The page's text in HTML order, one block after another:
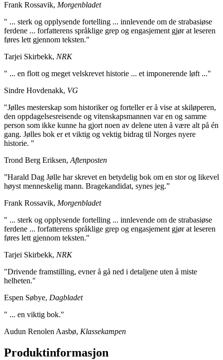
Frank Rossavik, Morgenbladet
" ... sterk og opplysende fortelling ... innlevende om de strabasiøse
ferdene ... forfatterens språklige grep og engasjement gjør at leseren
føres lett gjennom teksten."
Tarjei Skirbekk, NRK
" ... en flott og meget velskrevet historie ... et imponerende løft ..."
Sindre Hovdenakk, VG
"Jølles mesterskap som historiker og forteller er å vise at skiløperen,
den oppdagelsesreisende og vitenskapsmannen var en og samme
person som ikke kunne ha gjort noen av delene uten å være alt på én
gang. Jølles bok er et viktig og vektig bidrag til Norges nyere
historie. "
Trond Berg Eriksen, Aftenposten
”Harald Dag Jølle har skrevet en betydelig bok om en stor og likevel
høyst menneskelig mann. Bragekandidat, synes jeg.”
Frank Rossavik, Morgenbladet
" ... sterk og opplysende fortelling ... innlevende om de strabasiøse
ferdene ... forfatterens språklige grep og engasjement gjør at leseren
føres lett gjennom teksten."
Tarjei Skirbekk, NRK
"Drivende framstilling, evner å gå ned i detaljene uten å miste
helheten."
Espen Søbye, Dagbladet
" ... en viktig bok."
Audun Renolen Aasbø, Klassekampen
Produktinformasjon